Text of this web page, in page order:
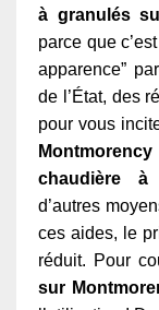
à granulés
parce que
apparence”
de l’État, des
pour vous
Montmorency
chaudière à
d’autres
ces aides, le
réduit. Pour
sur